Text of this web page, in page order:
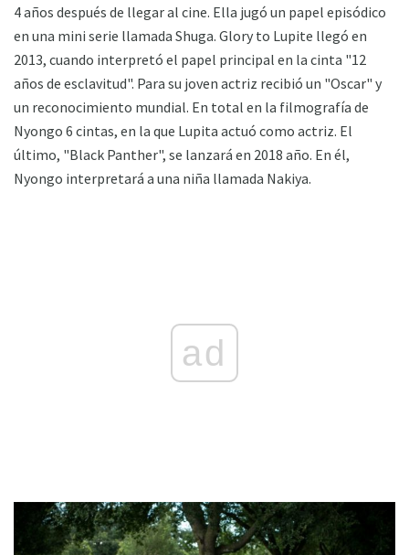
4 años después de llegar al cine. Ella jugó un papel episódico
en una mini serie llamada Shuga. Glory to Lupite llegó en
2013, cuando interpretó el papel principal en la cinta "12
años de esclavitud". Para su joven actriz recibió un "Oscar" y
un reconocimiento mundial. En total en la filmografía de
Nyongo 6 cintas, en la que Lupita actuó como actriz. El
último, "Black Panther", se lanzará en 2018 año. En él,
Nyongo interpretará a una niña llamada Nakiya.
ad